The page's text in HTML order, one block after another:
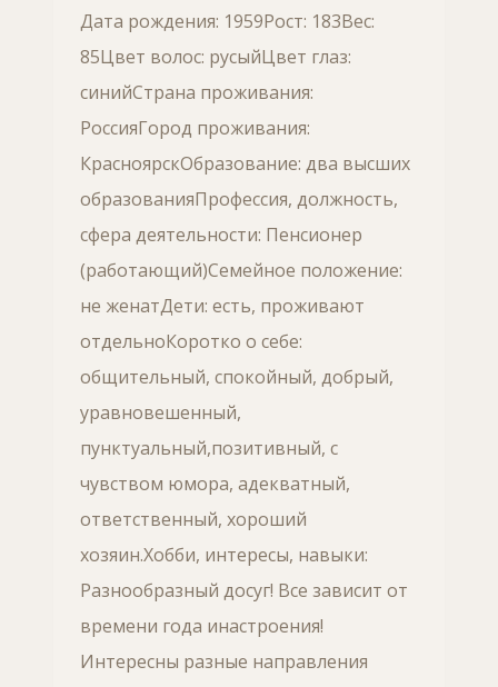
Дата рождения: 1959Рост: 183Вес:
85Цвет волос: русыйЦвет глаз:
синийСтрана проживания:
РоссияГород проживания:
КрасноярскОбразование: два высших
образованияПрофессия, должность,
сфера деятельности: Пенсионер
(работающий)Семейное положение:
не женатДети: есть, проживают
отдельноКоротко о себе:
общительный, спокойный, добрый,
уравновешенный,
пунктуальный,позитивный, с
чувством юмора, адекватный,
ответственный, хороший
хозяин.Хобби, интересы, навыки:
Разнообразный досуг! Все зависит от
времени года инастроения!
Интересны разные направления